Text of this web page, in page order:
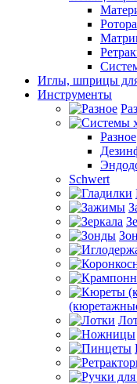
Иглы, шприцы
Инструменты
Разное
Schwert